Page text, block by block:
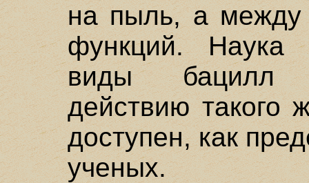
на пыль, а
функций. Наука
виды бацилл
действию такого
доступен, как
ученых.